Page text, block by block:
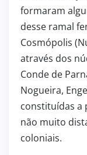
formaram
desse ramal
Cosmópolis
através dos
Conde de
Nogueira,
constituídas a
não muito
coloniais.